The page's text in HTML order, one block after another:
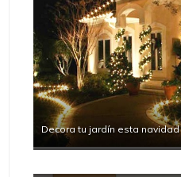
Decora tu jardín esta navidad